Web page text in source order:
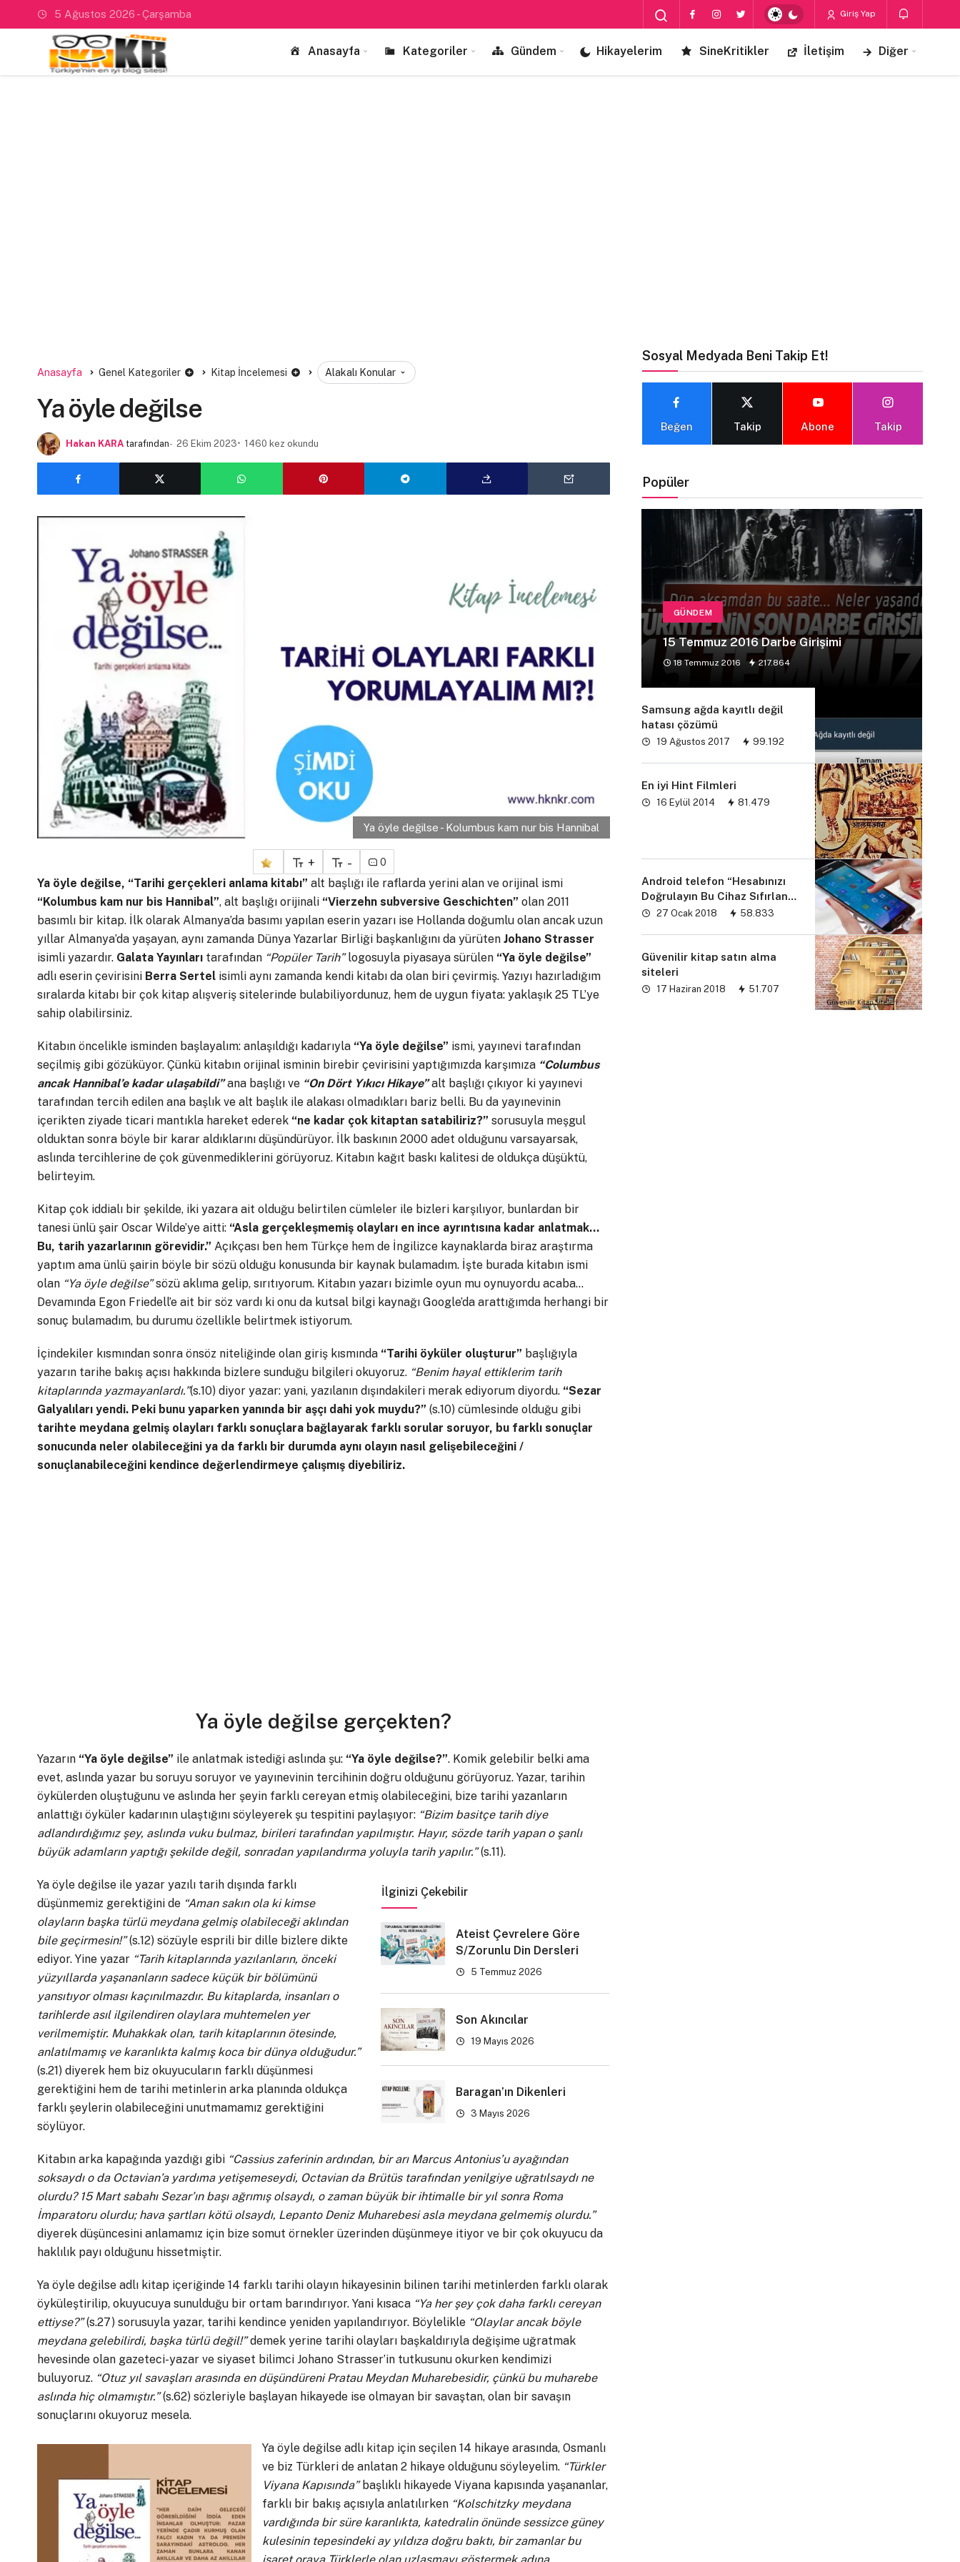
5 Ağustos 2026 - Çarşamba Giriş Yap
Anasayfa Kategoriler Gündem Hikayelerim SineKritikler İletişim Diğer
Anasayfa Genel Kategoriler Kitap İncelemesi Alakalı Konular
Ya öyle değilse
Hakan KARA tarafından 26 Ekim 2023 1460 kez okundu
Ya öyle değilse - Kolumbus kam nur bis Hannibal
+ - 0
Ya öyle değilse, “Tarihi gerçekleri anlama kitabı” alt başlığı ile raflarda yerini alan ve orijinal ismi
“Kolumbus kam nur bis Hannibal”, alt başlığı orijinali “Vierzehn subversive Geschichten” olan 2011
basımlı bir kitap. İlk olarak Almanya’da basımı yapılan eserin yazarı ise Hollanda doğumlu olan ancak uzun
yıllar Almanya’da yaşayan, aynı zamanda Dünya Yazarlar Birliği başkanlığını da yürüten Johano Strasser
isimli yazardır. Galata Yayınları tarafından “Popüler Tarih”logosuyla piyasaya sürülen “Ya öyle değilse”
adlı eserin çevirisini Berra Sertel isimli aynı zamanda kendi kitabı da olan biri çevirmiş. Yazıyı hazırladığım
sıralarda kitabı bir çok kitap alışveriş sitelerinde bulabiliyordunuz, hem de uygun fiyata: yaklaşık 25 TL’ye
sahip olabilirsiniz.
Kitabın öncelikle isminden başlayalım: anlaşıldığı kadarıyla “Ya öyle değilse” ismi, yayınevi tarafından
seçilmiş gibi gözüküyor. Çünkü kitabın orijinal isminin birebir çevirisini yaptığımızda karşımıza “Columbus
ancak Hannibal’e kadar ulaşabildi”ana başlığı ve “On Dört Yıkıcı Hikaye”alt başlığı çıkıyor ki yayınevi
tarafından tercih edilen ana başlık ve alt başlık ile alakası olmadıkları bariz belli. Bu da yayınevinin
içerikten ziyade ticari mantıkla hareket ederek “ne kadar çok kitaptan satabiliriz?” sorusuyla meşgul
olduktan sonra böyle bir karar aldıklarını düşündürüyor. İlk baskının 2000 adet olduğunu varsayarsak,
aslında tercihlerine de çok güvenmediklerini görüyoruz. Kitabın kağıt baskı kalitesi de oldukça düşüktü,
belirteyim.
Kitap çok iddialı bir şekilde, iki yazara ait olduğu belirtilen cümleler ile bizleri karşılıyor, bunlardan bir
tanesi ünlü şair Oscar Wilde’ye aitti: “Asla gerçekleşmemiş olayları en ince ayrıntısına kadar anlatmak…
Bu, tarih yazarlarının görevidir.” Açıkçası ben hem Türkçe hem de İngilizce kaynaklarda biraz araştırma
yaptım ama ünlü şairin böyle bir sözü olduğu konusunda bir kaynak bulamadım. İşte burada kitabın ismi
olan “Ya öyle değilse”sözü aklıma gelip, sırıtıyorum. Kitabın yazarı bizimle oyun mu oynuyordu acaba…
Devamında Egon Friedell’e ait bir söz vardı ki onu da kutsal bilgi kaynağı Google’da arattığımda herhangi bir
sonuç bulamadım, bu durumu özellikle belirtmek istiyorum.
İçindekiler kısmından sonra önsöz niteliğinde olan giriş kısmında “Tarihi öyküler oluşturur” başlığıyla
yazarın tarihe bakış açısı hakkında bizlere sunduğu bilgileri okuyoruz. “Benim hayal ettiklerim tarih
kitaplarında yazmayanlardı.”(s.10) diyor yazar: yani, yazılanın dışındakileri merak ediyorum diyordu. “Sezar
Galyalıları yendi. Peki bunu yaparken yanında bir aşçı dahi yok muydu?” (s.10) cümlesinde olduğu gibi
tarihte meydana gelmiş olayları farklı sonuçlara bağlayarak farklı sorular soruyor, bu farklı sonuçlar
sonucunda neler olabileceğini ya da farklı bir durumda aynı olayın nasıl gelişebileceğini /
sonuçlanabileceğini kendince değerlendirmeye çalışmış diyebiliriz.
Ya öyle değilse gerçekten?
Yazarın “Ya öyle değilse” ile anlatmak istediği aslında şu: “Ya öyle değilse?”. Komik gelebilir belki ama
evet, aslında yazar bu soruyu soruyor ve yayınevinin tercihinin doğru olduğunu görüyoruz. Yazar, tarihin
öykülerden oluştuğunu ve aslında her şeyin farklı cereyan etmiş olabileceğini, bize tarihi yazanların
anlattığı öyküler kadarının ulaştığını söyleyerek şu tespitini paylaşıyor: “Bizim basitçe tarih diye
adlandırdığımız şey, aslında vuku bulmaz, birileri tarafından yapılmıştır. Hayır, sözde tarih yapan o şanlı
büyük adamların yaptığı şekilde değil, sonradan yapılandırma yoluyla tarih yapılır.”(s.11).
İlginizi Çekebilir
Ateist Çevrelere Göre
S/Zorunlu Din Dersleri
5 Temmuz 2026
Son Akıncılar
19 Mayıs 2026
Baragan’ın Dikenleri
3 Mayıs 2026
Ya öyle değilse ile yazar yazılı tarih dışında farklı
düşünmemiz gerektiğini de “Aman sakın ola ki kimse
olayların başka türlü meydana gelmiş olabileceği aklından
bile geçirmesin!”(s.12) sözüyle esprili bir dille bizlere dikte
ediyor. Yine yazar “Tarih kitaplarında yazılanların, önceki
yüzyıllarda yaşananların sadece küçük bir bölümünü
yansıtıyor olması kaçınılmazdır. Bu kitaplarda, insanları o
tarihlerde asıl ilgilendiren olaylara muhtemelen yer
verilmemiştir. Muhakkak olan, tarih kitaplarının ötesinde,
anlatılmamış ve karanlıkta kalmış koca bir dünya olduğudur.”
(s.21) diyerek hem biz okuyucuların farklı düşünmesi
gerektiğini hem de tarihi metinlerin arka planında oldukça
farklı şeylerin olabileceğini unutmamamız gerektiğini
söylüyor.
Kitabın arka kapağında yazdığı gibi “Cassius zaferinin ardından, bir arı Marcus Antonius’u ayağından
soksaydı o da Octavian’a yardıma yetişemeseydi, Octavian da Brütüs tarafından yenilgiye uğratılsaydı ne
olurdu? 15 Mart sabahı Sezar’ın başı ağrımış olsaydı, o zaman büyük bir ihtimalle bir yıl sonra Roma
İmparatoru olurdu; hava şartları kötü olsaydı, Lepanto Deniz Muharebesi asla meydana gelmemiş olurdu.”
diyerek düşüncesini anlamamız için bize somut örnekler üzerinden düşünmeye itiyor ve bir çok okuyucu da
haklılık payı olduğunu hissetmiştir.
Ya öyle değilse adlı kitap içeriğinde 14 farklı tarihi olayın hikayesinin bilinen tarihi metinlerden farklı olarak
öyküleştirilip, okuyucuya sunulduğu bir ortam barındırıyor. Yani kısaca “Ya her şey çok daha farklı cereyan
ettiyse?”(s.27) sorusuyla yazar, tarihi kendince yeniden yapılandırıyor. Böylelikle “Olaylar ancak böyle
meydana gelebilirdi, başka türlü değil!”demek yerine tarihi olayları başkaldırıyla değişime uğratmak
hevesinde olan gazeteci-yazar ve siyaset bilimci Johano Strasser’in tutkusunu okurken kendimizi
buluyoruz. “Otuz yıl savaşları arasında en düşündüreni Pratau Meydan Muharebesidir, çünkü bu muharebe
aslında hiç olmamıştır.”(s.62) sözleriyle başlayan hikayede ise olmayan bir savaştan, olan bir savaşın
sonuçlarını okuyoruz mesela.
Ya öyle değilse adlı kitap için seçilen 14 hikaye arasında, Osmanlı
ve biz Türkleri de anlatan 2 hikaye olduğunu söyleyelim. “Türkler
Viyana Kapısında”başlıklı hikayede Viyana kapısında yaşananlar,
farklı bir bakış açısıyla anlatılırken “Kolschitzky meydana
vardığında bir süre karanlıkta, katedralin önünde sessizce güney
kulesinin tepesindeki ay yıldıza doğru baktı, bir zamanlar bu
işaret oraya Türklerle olan uzlaşmayı göstermek adına
Sosyal Medyada Beni Takip Et!
Beğen Takip Abone Takip
Popüler
GÜNDEM
15 Temmuz 2016 Darbe Girişimi
18 Temmuz 2016 217.864
Samsung ağda kayıtlı değil
hatası çözümü
19 Ağustos 2017 99.192
En iyi Hint Filmleri
16 Eylül 2014 81.479
Android telefon “Hesabınızı
Doğrulayın Bu Cihaz Sıfırlandı
sorunu” çözümü
27 Ocak 2018 58.833
Güvenilir kitap satın alma
siteleri
17 Haziran 2018 51.707